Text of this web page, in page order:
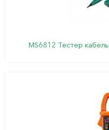
MS6812 Тестер